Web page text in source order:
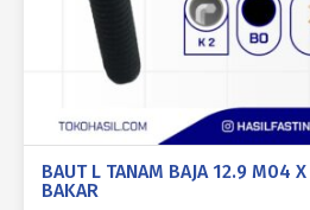
BAUT L TANAM BAJA 12.9 M04
BAKAR